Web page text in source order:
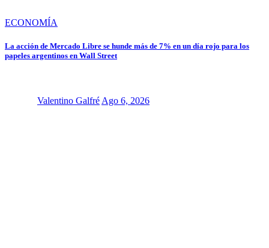
ECONOMÍA
La acción de Mercado Libre se hunde más de 7% en un día rojo para los
papeles argentinos en Wall Street
Valentino GalfréAgo 6, 2026